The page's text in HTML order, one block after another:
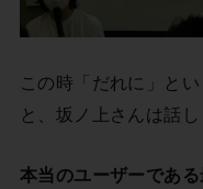
この時「だれに」と
と、坂ノ上さんは話し
本当のユーザーであ